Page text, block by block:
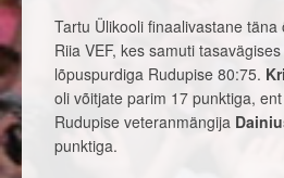
Tartu Ülikooli finaalivastane täna
Riia VEF, kes samuti
lõpuspurdiga Rudupise 80:75.
oli võitjate parim 17 punktiga,
Rudupise veteranmängija
punktiga.